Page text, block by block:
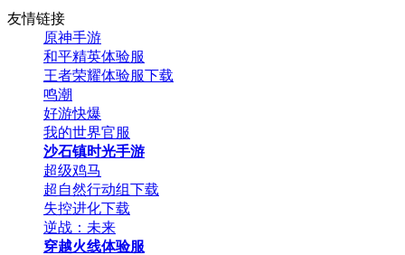
友情链接
原神手游
和平精英体验服
王者荣耀体验服下载
鸣潮
好游快爆
我的世界官服
沙石镇时光手游
超级鸡马
超自然行动组下载
失控进化下载
逆战：未来
穿越火线体验服